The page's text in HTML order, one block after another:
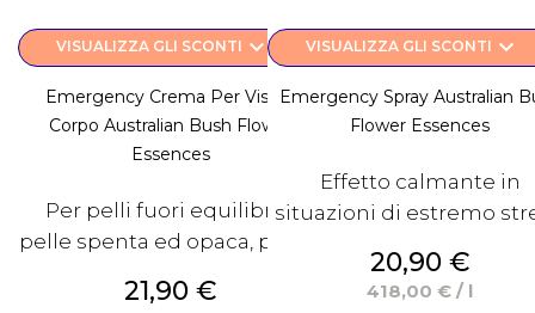
VISUALIZZA GLI SCONTI keyboard_arrow_down
Emergency Crema Per Viso E
Corpo Australian Bush Flower
Essences
Per pelli fuori equilibrio,
pelle spenta ed opaca, pelle...
Prezzo
21,90 €
VISUALIZZA GLI SCONTI keyboard_arrow_down
Emergency Spray Australian
Flower Essences
Effetto calmante in
situazioni di estremo
Prezzo
20,90 €
418,00 € / l